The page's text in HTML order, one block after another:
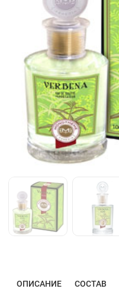
ОПИСАНИЕ СОСТАВ